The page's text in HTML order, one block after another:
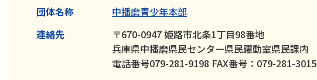
団体名称
中播磨青少年本部
連絡先
〒670-0947 姫路市北条1丁目98番地
兵庫県中播磨県民センター県民躍動室県民課内
電話番号079-281-9198 FAX番号：079-281-3015